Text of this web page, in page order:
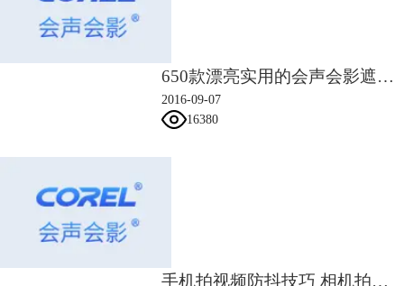
图4：马赛克工具
大，格子越密集。
650款漂亮实用的会声会影遮罩素材
2016-09-07
16380
手机拍视频防抖技巧 相机拍视频怎么防抖